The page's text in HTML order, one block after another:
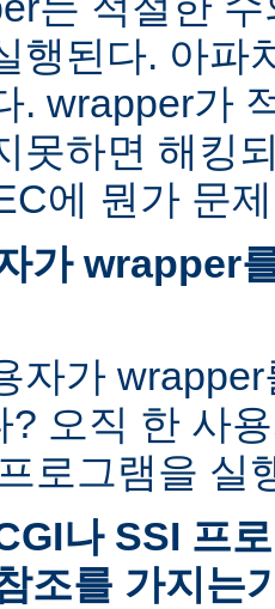
행된다. 아파
. wrapper가
못하면 해킹
에 뭔가 문
가 wrapper
자가
? 오직 한 사
로그램을 실
나 SSI 프
조를 가지는